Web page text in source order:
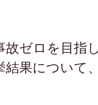
故ゼロを目指
結果について